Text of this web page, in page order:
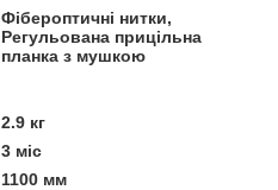
Фібероптичні нитки,
Регульована прицільна
планка з мушкою
2.9 кг
3 міс
1100 мм